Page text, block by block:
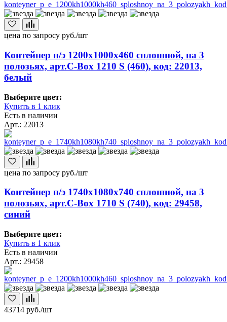
цена по запросу руб./шт
Контейнер п/э 1200х1000х460 сплошной, на 3
полозьях, арт.C-Box 1210 S (460), код: 22013,
белый
Выберите цвет:
Купить в 1 клик
Есть в наличии
Арт.: 22013
цена по запросу руб./шт
Контейнер п/э 1740х1080х740 сплошной, на 3
полозьях, арт.C-Box 1710 S (740), код: 29458,
синий
Выберите цвет:
Купить в 1 клик
Есть в наличии
Арт.: 29458
43714 руб./шт